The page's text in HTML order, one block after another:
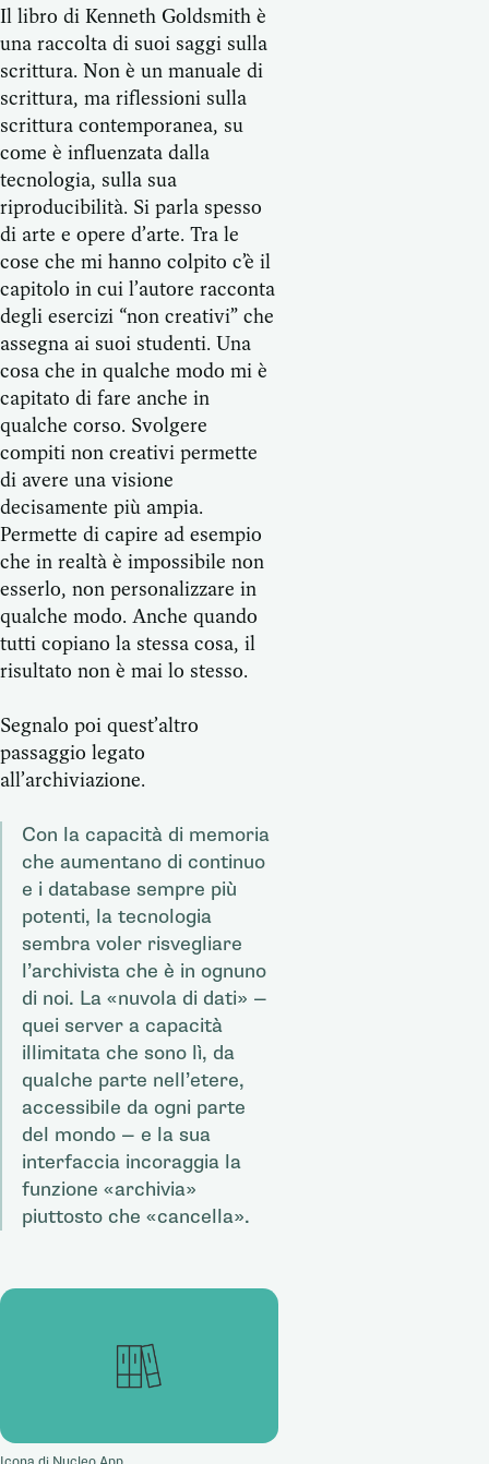
Il libro di Kenneth Goldsmith è
una raccolta di suoi saggi sulla
scrittura. Non è un manuale di
scrittura, ma riflessioni sulla
scrittura contemporanea, su
come è influenzata dalla
tecnologia, sulla sua
riproducibilità. Si parla spesso
di arte e opere d’arte. Tra le
cose che mi hanno colpito c’è il
capitolo in cui l’autore racconta
degli esercizi “non creativi” che
assegna ai suoi studenti. Una
cosa che in qualche modo mi è
capitato di fare anche in
qualche corso. Svolgere
compiti non creativi permette
di avere una visione
decisamente più ampia.
Permette di capire ad esempio
che in realtà è impossibile non
esserlo, non personalizzare in
qualche modo. Anche quando
tutti copiano la stessa cosa, il
risultato non è mai lo stesso.
Segnalo poi quest’altro
passaggio legato
all’archiviazione.
Con la capacità di memoria
che aumentano di continuo
e i database sempre più
potenti, la tecnologia
sembra voler risvegliare
l’archivista che è in ognuno
di noi. La «nuvola di dati» —
quei server a capacità
illimitata che sono lì, da
qualche parte nell’etere,
accessibile da ogni parte
del mondo — e la sua
interfaccia incoraggia la
funzione «archivia»
piuttosto che «cancella».